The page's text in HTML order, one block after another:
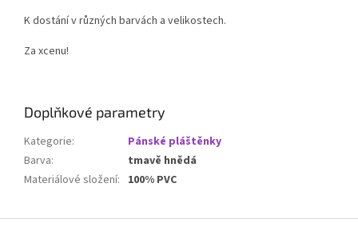
K dostání v různých barvách a velikostech.
Za xcenu!
Doplňkové parametry
Kategorie:
Pánské pláštěnky
Barva:
tmavě hnědá
Materiálové složení: 100% PVC